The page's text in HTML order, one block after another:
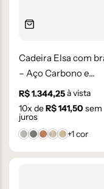
Cadeira Elsa com
– Aço Carbono e
Estofado
R$1.344,25à vista
10x deR$141,50 sem
juros
Bouclê 1
Bouclê 2
Cartago
Facto 61
Linho 11
+1 cor